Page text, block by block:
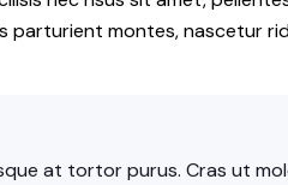
parturient montes, nascetur
at tortor purus. Cras ut